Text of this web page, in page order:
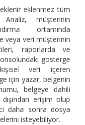
eklenmez tüm
Analiz, müşterinin
ortamında
veya veri müşterinin
raporlarda ve
gösterge
kişisel veri içeren
için yazar, belgenin
belgeye dahili
erişim olup
daha sonra dosya
isteyebiliyor.